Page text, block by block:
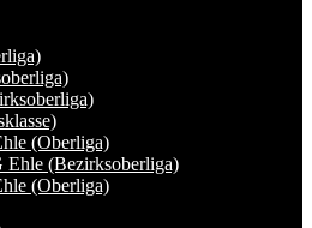
(Oberliga)
(Bezirksoberliga)
(Oberliga)